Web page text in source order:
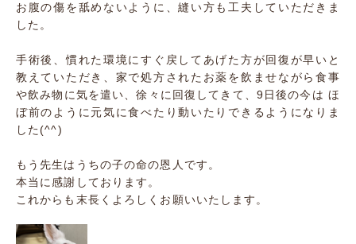
お腹の傷を舐めないように、縫い方も工夫していただきま
した。
手術後、慣れた環境にすぐ戻してあげた方が回復が早いと
教えていただき、家で処方されたお薬を飲ませながら食事
や飲み物に気を遣い、徐々に回復してきて、9日後の今は ほ
ぼ前のように元気に食べたり動いたりできるようになりま
した(^^)
もう先生はうちの子の命の恩人です。
本当に感謝しております。
これからも末長くよろしくお願いいたします。